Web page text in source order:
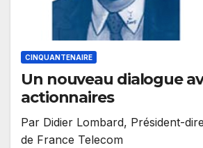
CINQUANTENAIRE
Un nouveau dialogue
actionnaires
Par Didier Lombard, Président-
de France Telecom